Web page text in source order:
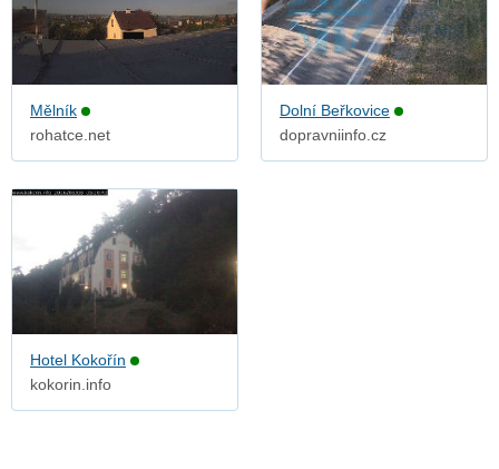
Mělník
rohatce.net
Dolní Beřkovice
dopravniinfo.cz
Hotel Kokořín
kokorin.info